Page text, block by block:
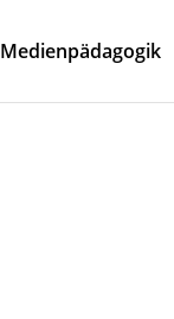
Medienpädagogik